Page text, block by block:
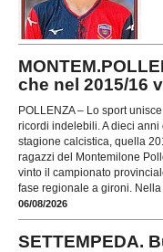
che nel 2015/16
POLLENZA – Lo sport
ricordi indelebili. A dieci anni
stagione calcistica, quella
ragazzi del Montemilone
vinto il campionato
fase regionale a gironi.
06/08/2026
SETTEMPEDA.